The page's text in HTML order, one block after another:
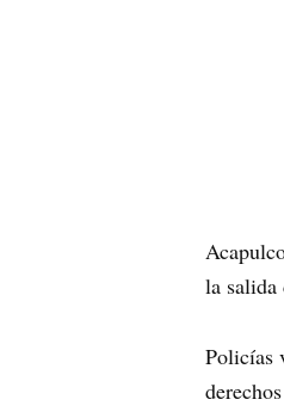
la salida
Policías